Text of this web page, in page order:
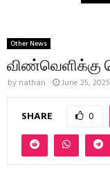
Other News
விண்வெளிக்கு
by nathan June 25, 2025
SHARE 0